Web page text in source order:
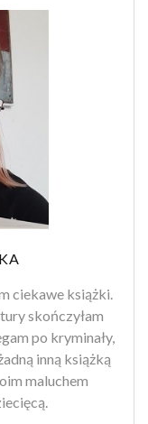
ciekawe książki.
skończyłam
po kryminały,
inną książką
maluchem